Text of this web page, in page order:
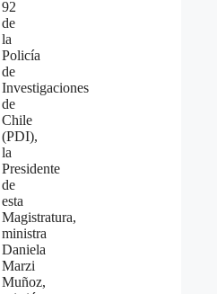
92
de
la
Policía
de
Investigaciones
de
Chile
(PDI),
la
Presidente
de
esta
Magistratura,
ministra
Daniela
Marzi
Muñoz,